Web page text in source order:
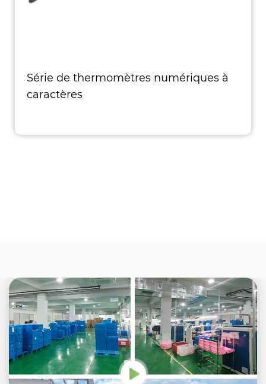
Série de thermomètres numériques à
caractères